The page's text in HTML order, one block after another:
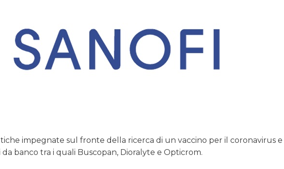
OPINIONI
impegnate sul fronte della ricerca di un vaccino per il coronavirus e
banco tra i quali Buscopan, Dioralyte e Opticrom.